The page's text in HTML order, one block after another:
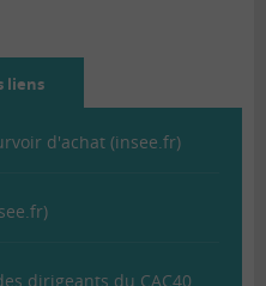
liens
d'achat (insee.fr)
dirigeants du CAC40